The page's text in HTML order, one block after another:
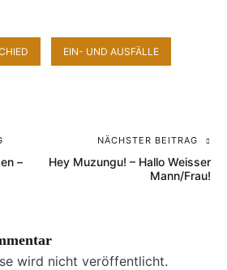
EIN- UND AUSFÄLLE
–
NÄCHSTER BEITRAG
Hey Muzungu! – Hallo Weisser
Mann/Frau!
wird nicht veröffentlicht.